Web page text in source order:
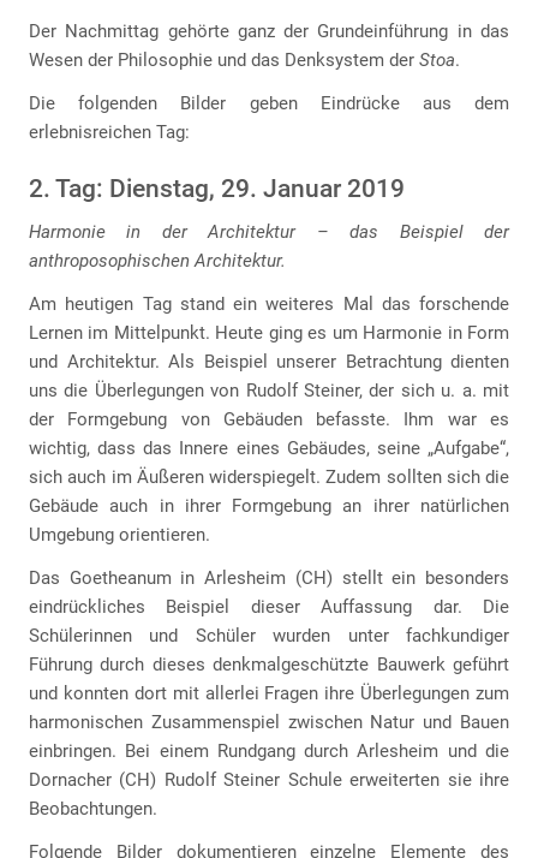
Der Nachmittag gehörte ganz der Grundeinführung in das
Wesen der Philosophie und das Denksystem der Stoa.
Die folgenden Bilder geben Eindrücke aus dem
erlebnisreichen Tag:
2. Tag: Dienstag, 29. Januar 2019
Harmonie in der Architektur – das Beispiel der
anthroposophischen Architektur.
Am heutigen Tag stand ein weiteres Mal das forschende
Lernen im Mittelpunkt. Heute ging es um Harmonie in Form
und Architektur. Als Beispiel unserer Betrachtung dienten
uns die Überlegungen von Rudolf Steiner, der sich u. a. mit
der Formgebung von Gebäuden befasste. Ihm war es
wichtig, dass das Innere eines Gebäudes, seine „Aufgabe“,
sich auch im Äußeren widerspiegelt. Zudem sollten sich die
Gebäude auch in ihrer Formgebung an ihrer natürlichen
Umgebung orientieren.
Das Goetheanum in Arlesheim (CH) stellt ein besonders
eindrückliches Beispiel dieser Auffassung dar. Die
Schülerinnen und Schüler wurden unter fachkundiger
Führung durch dieses denkmalgeschützte Bauwerk geführt
und konnten dort mit allerlei Fragen ihre Überlegungen zum
harmonischen Zusammenspiel zwischen Natur und Bauen
einbringen. Bei einem Rundgang durch Arlesheim und die
Dornacher (CH) Rudolf Steiner Schule erweiterten sie ihre
Beobachtungen.
Folgende Bilder dokumentieren einzelne Elemente des